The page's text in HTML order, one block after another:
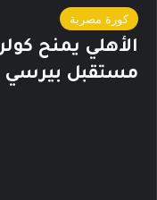
كورة مصرية
الأهلي يمنح
مستقبل بيرسي